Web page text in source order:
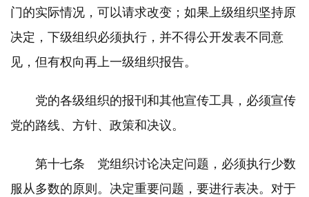
门的实际情况，可以请求改变；如果上级组织坚持原
决定，下级组织必须执行，并不得公开发表不同意
见，但有权向再上一级组织报告。
党的各级组织的报刊和其他宣传工具，必须宣传
党的路线、方针、政策和决议。
第十七条 党组织讨论决定问题，必须执行少数
服从多数的原则。决定重要问题，要进行表决。对于